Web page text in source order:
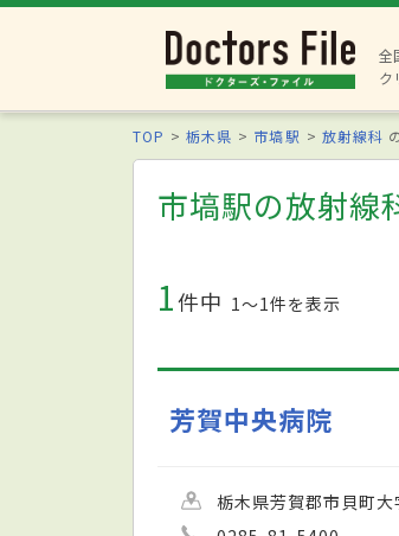
全
ク
TOP 栃木県 市塙駅 放射線科
市塙駅の放射線
1件中 1〜1件を表示
芳賀中央病院
栃木県芳賀郡市貝町